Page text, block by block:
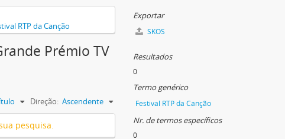
RTP da Canção
Prémio TV
Direção: Ascendente
pesquisa.
Exportar
SKOS
Resultados
0
Termo genérico
Festival RTP da Canção
Nr. de termos específicos
0